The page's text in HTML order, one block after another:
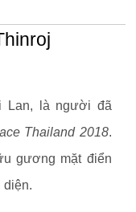
Lan, là người đã
Thailand 2018.
gương mặt điển
diện.